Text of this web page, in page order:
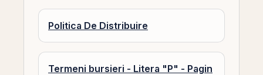
Politica De Distribuire
Termeni bursieri - Litera "P" - Pagin